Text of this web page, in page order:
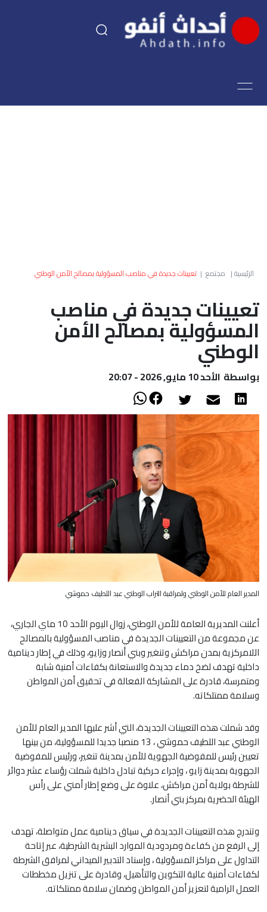
اقتصاد
العالم
أعمدة
الصحراء
الرئيسية| مجتمع | تعيينات جديدة في مناصب المسؤولية بمصالح الأمن الوطني
تعيينات جديدة في مناصب
المسؤولية بمصالح الأمن
الوطني
بواسطة الأحد 10 مايو, 2026 - 20:07
المدير العام للأمن الوطني ولمراقبة التراب الوطني عبد اللطيف حموشي
أعلنت المديرية العامة للأمن الوطني، زوال اليوم الأحد 10 ماي الجاري،
عن مجموعة من التعيينات الجديدة في مناصب المسؤولية بالمصالح
اللامركزية بمدن مراكش وتنغير وبني أنصار وزايو، وذلك في إطار دينامية
داخلية تهدف لضخ دماء جديدة والاستعانة بكفاءات أمنية شابة
ومتمرسة، قادرة على المشاركة الفعالة في تحقيق أمن المواطن
وسلامة ممتلكاته.
وقد شملت هذه التعيينات الجديدة، التي أشر عليها المدير العام للأمن
الوطني عبد اللطيف حموشي ، 13 منصبا جديدا للمسؤولية، من بينها
تعيين رئيس للمفوضية الجهوية للأمن بمدينة تنغير، ورئيس للمفوضية
الجهوية بمدينة زايو ، وإجراء حركية تبادل داخلية شملت رؤساء عشر دوائر
للشرطة بولاية أمن مراكش، علاوة على وضع إطار أمني على رأس
الهيئة الحضرية بمركز بني أنصار.
وتندرج هذه التعيينات الجديدة في سياق دينامية عمل متواصلة، تهدف
إلى الرفع من كفاءة ومردودية الموارد البشرية الشرطية، عبر إتاحة
التداول على مراكز المسؤولية ، وإسناد التدبير الميداني لمرافق الشرطة
لكفاءات أمنية عالية التكوين والتأهيل، وقادرة على تنزيل مخططات
العمل الرامية لتعزيز أمن المواطن وضمان سلامة ممتلكاته.